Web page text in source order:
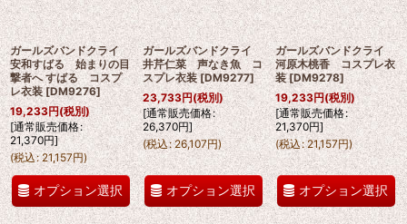
ガールズバンドクライ
安和すばる 始まりの目
撃者へ すばる コスプ
レ衣装 [DM9276]
19,233円(税別)
[通常販売価格:
21,370円]
(税込: 21,157円)
オプション選択
ガールズバンドクライ
井芹仁菜 声なき魚 コ
スプレ衣装 [DM9277]
23,733円(税別)
[通常販売価格:
26,370円]
(税込: 26,107円)
オプション選択
ガールズバンドクライ
河原木桃香 コスプレ衣
装 [DM9278]
19,233円(税別)
[通常販売価格:
21,370円]
(税込: 21,157円)
オプション選択